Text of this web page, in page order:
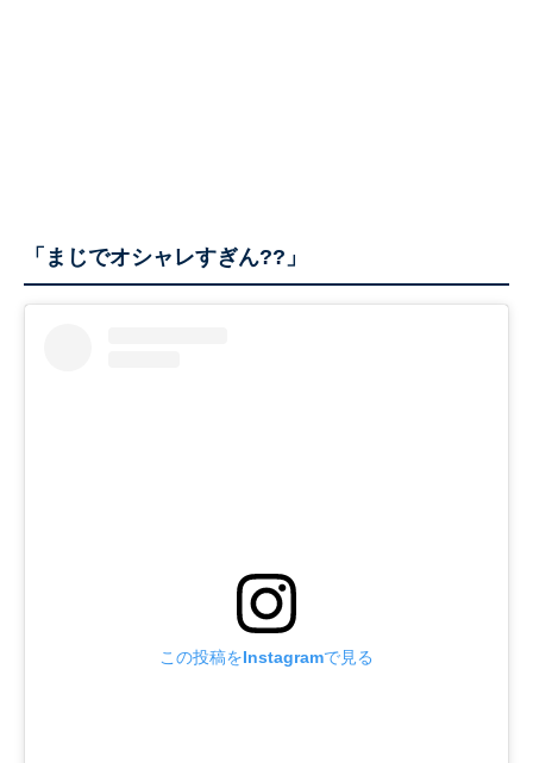
「まじでオシャレすぎん??」
この投稿をInstagramで見る